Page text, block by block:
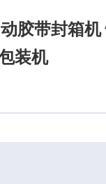
胶带封箱机
装机